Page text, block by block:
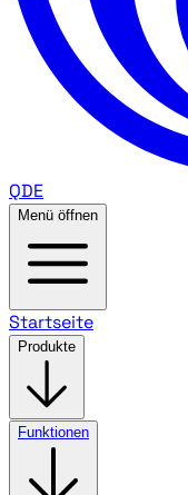
QDE
Menü öffnen
Startseite
Produkte
Funktionen